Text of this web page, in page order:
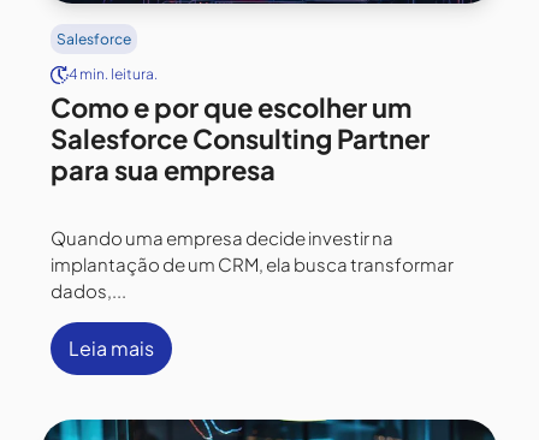
Salesforce
4 min. leitura.
Como e por que escolher um
Salesforce Consulting Partner
para sua empresa
Quando uma empresa decide investir na
implantação de um CRM, ela busca transformar
dados,...
Leia mais